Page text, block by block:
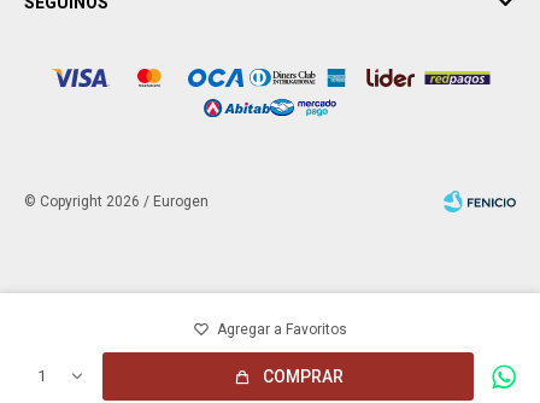
1 COMPRAR
© Copyright 2026 / Eurogen